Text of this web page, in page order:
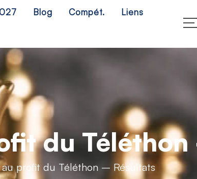
Blog Compét.
Liens
du
au profit du Téléthon – Résultats